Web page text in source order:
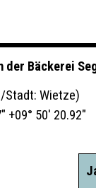
der Bäckerei
Stadt: Wietze)
+09° 50' 20.92"